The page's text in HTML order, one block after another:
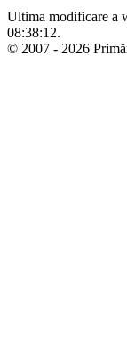
Ultima modificare a
08:38:12.
© 2007 - 2026